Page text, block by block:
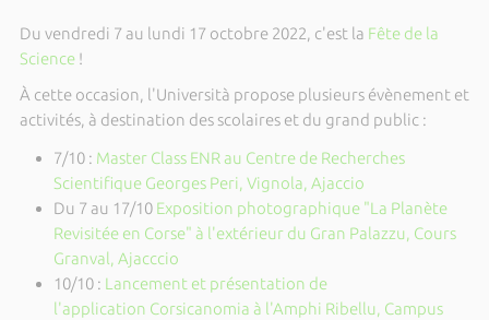
Du vendredi 7 au lundi 17 octobre 2022, c'est la Fête de la
Science!
À cette occasion, l'Università propose plusieurs évènement et
activités, à destination des scolaires et du grand public :
7/10 : Master Class ENR au Centre de Recherches
Scientifique Georges Peri, Vignola, Ajaccio
Du 7 au 17/10 Exposition photographique "La Planète
Revisitée en Corse" à l'extérieur du Gran Palazzu, Cours
Granval, Ajacccio
10/10 : Lancement et présentation de
l'application Corsicanomia à l'Amphi Ribellu, Campus